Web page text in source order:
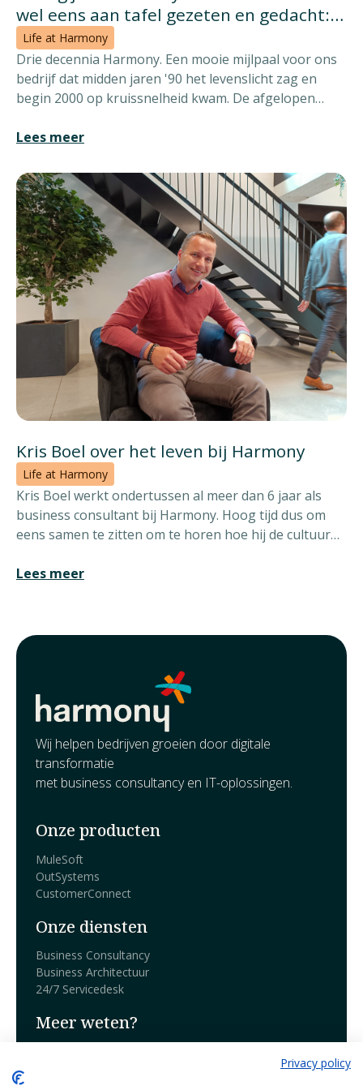
wel eens aan tafel gezeten en gedacht:
'Wat doen ze nou?’”
Life at Harmony
Drie decennia Harmony. Een mooie mijlpaal voor ons
bedrijf dat midden jaren '90 het levenslicht zag en
begin 2000 op kruissnelheid kwam. De afgelopen
ze met ons te delen dan oprichters en CEO's Koen
Lees meer
Kris Boel over het leven bij Harmony
Life at Harmony
Kris Boel werkt ondertussen al meer dan 6 jaar als
business consultant bij Harmony. Hoog tijd dus om
eens samen te zitten om te horen hoe hij de cultuur
Lees meer
Wij helpen bedrijven groeien door digitale
transformatie
met business consultancy en IT-oplossingen.
Onze producten
MuleSoft
OutSystems
CustomerConnect
Onze diensten
Business Consultancy
Business Architectuur
24/7 Servicedesk
Meer weten?
Privacy policy